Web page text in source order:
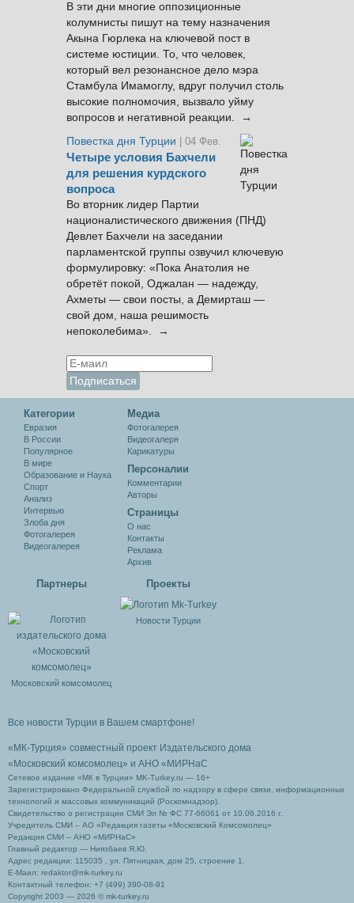
В эти дни многие оппозиционные
колумнисты пишут на тему назначения
Акына Гюрлека на ключевой пост в
системе юстиции. То, что человек,
который вел резонансное дело мэра
Стамбула Имамоглу, вдруг получил столь
высокие полномочия, вызвало уйму
вопросов и негативной реакции. →
Повестка дня Турции
| 04 Фев.
Четыре условия Бахчели
для решения курдского
вопроса
Во вторник лидер Партии
националистического движения (ПНД)
Девлет Бахчели на заседании
парламентской группы озвучил ключевую
формулировку: «Пока Анатолия не
обретёт покой, Оджалан — надежду,
Ахметы — свои посты, а Демирташ —
свой дом, наша решимость
непоколебима». →
Категории
Евразия
В России
Популярное
В мире
Образование и Наука
Спорт
Анализ
Интервью
Злоба дня
Фотогалерея
Видеогалерея
Медиа
Фотогалерея
Видеогалеря
Карикатуры
Персоналии
Комментарии
Авторы
Cтраницы
О нас
Контакты
Реклама
Архив
Партнеры
Московский комсомолец
Проекты
Новости Турции
Все новости Турции в Вашем смартфоне!
«МК-Турция» совместный проект Издательского дома
«Московский комсомолец» и АНО «МИРНаС
Сетевое издание «МК в Турции» MK-Turkey.ru — 16+
Зарегистрировано Федеральной службой по надзору в сфере связи, информационных
технологий и массовых коммуникаций (Роскомнадзор).
Свидетельство о регистрации СМИ Эл № ФС 77-66061 от 10.06.2016 г.
Учредитель СМИ – АО «Редакция газеты «Московский Комсомолец»
Редакция СМИ – АНО «МИРНаС»
Главный редактор — Ниязбаев Я.Ю.
Адрес редакции: 115035 , ул. Пятницкая, дом 25, строение 1.
Е-Маил: redaktor@mk-turkey.ru
Контактный телефон: +7 (499) 390-08-91
Copyright 2003 — 2026 © mk-turkey.ru